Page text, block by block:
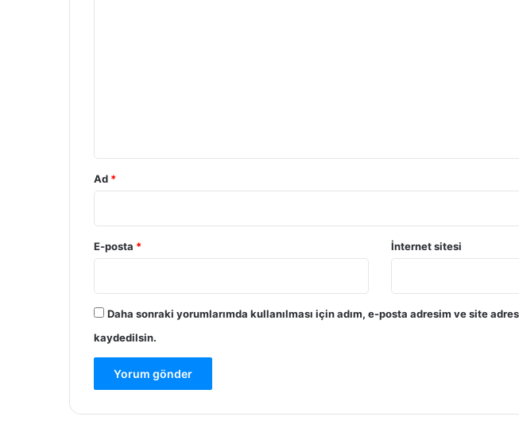
Ad *
E-posta * İnternet sitesi
Daha sonraki yorumlarımda kullanılması için adım, e-posta adresim ve site
kaydedilsin.